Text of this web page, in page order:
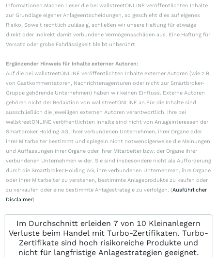
Informationen.Machen Leser die bei wallstreetONLINE veröffentlichten Inhalte
zur Grundlage eigener Anlageentscheidungen, so geschieht dies auf eigenes
Risiko. Soweit rechtlich zulässig, schließen wir unsere Haftung für etwaige
direkt oder indirekt damit verbundene Vermögensschäden aus. Eine Haftung für
Vorsatz oder grobe Fahrlässigkeit bleibt unberührt.
Ergänzender Hinweis für Inhalte externer Autoren:
Auf die bei wallstreetONLINE veröffentlichten Inhalte externer Autoren (wie z.B.
von Gastkommentatoren, Nachrichtenagenturen oder nicht zur Smartbroker-
Gruppe gehörende Unternehmen) haben wir keinen Einfluss. Externe Autoren
gehören nicht der Redaktion von wallstreetONLINE an.Für die Inhalte sind
ausschließlich die jeweiligen externen Autoren verantwortlich. Ihre bei
wallstreetONLINE veröffentlichten Inhalte sind nicht von Anlageinteressen der
Smartbroker Holding AG, ihrer verbundenen Unternehmen, ihrer Organe oder
ihrer Mitarbeiter bestimmt und spiegeln nicht notwendigerweise die Meinungen
und Auffassungen ihrer Organe oder ihrer Mitarbeiter bzw. der Organe ihrer
verbundenen Unternehmen wider. Sie sind insbesondere nicht als Aufforderung
durch die Smartbroker Holding AG, ihre verbundenen Unternehmen, ihre Organe
oder ihrer Mitarbeiter zu verstehen, bestimmte Anlageprodukte zu kaufen oder
zu verkaufen oder eine bestimmte Anlagestrategie zu verfolgen. (Ausführlicher
Disclaimer)
Im Durchschnitt erleiden 7 von 10 Kleinanlegern
Verluste beim Handel mit Turbo-Zertifikaten. Turbo-
Zertifikate sind hoch risikoreiche Produkte und
nicht für langfristige Anlagestrategien geeignet.